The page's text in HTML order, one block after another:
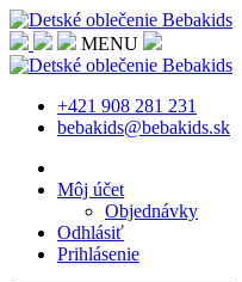
MENU
+421 908 281 231
bebakids@bebakids.sk
Môj účet
Objednávky
Odhlásiť
Prihlásenie